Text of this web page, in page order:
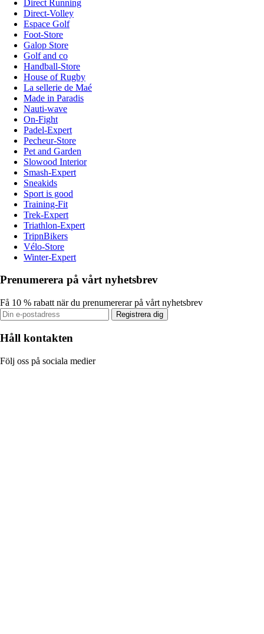
Direct Running
Direct-Volley
Espace Golf
Foot-Store
Galop Store
Golf and co
Handball-Store
House of Rugby
La sellerie de Maé
Made in Paradis
Nauti-wave
On-Fight
Padel-Expert
Pecheur-Store
Pet and Garden
Slowood Interior
Smash-Expert
Sneakids
Sport is good
Training-Fit
Trek-Expert
Triathlon-Expert
TripnBikers
Vélo-Store
Winter-Expert
Prenumerera på vårt nyhetsbrev
Få 10 % rabatt när du prenumererar på vårt nyhetsbrev
Registrera dig
Håll kontakten
Följ oss på sociala medier